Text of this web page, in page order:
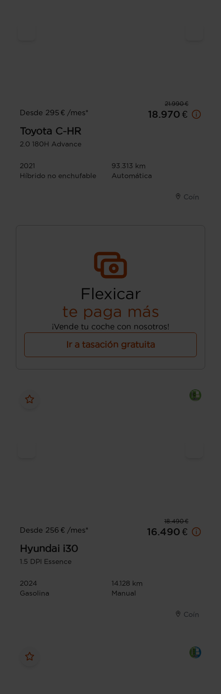
21.990 €
Desde 295 € /mes*
18.970 €
Toyota C-HR
2.0 180H Advance
2021
93.313 km
Híbrido no enchufable
Automática
Coín
Flexicar
te paga más
¡Vende tu coche con nosotros!
Ir a tasación gratuita
18.490 €
Desde 256 € /mes*
16.490 €
Hyundai i30
1.5 DPI Essence
2024
14.128 km
Gasolina
Manual
Coín